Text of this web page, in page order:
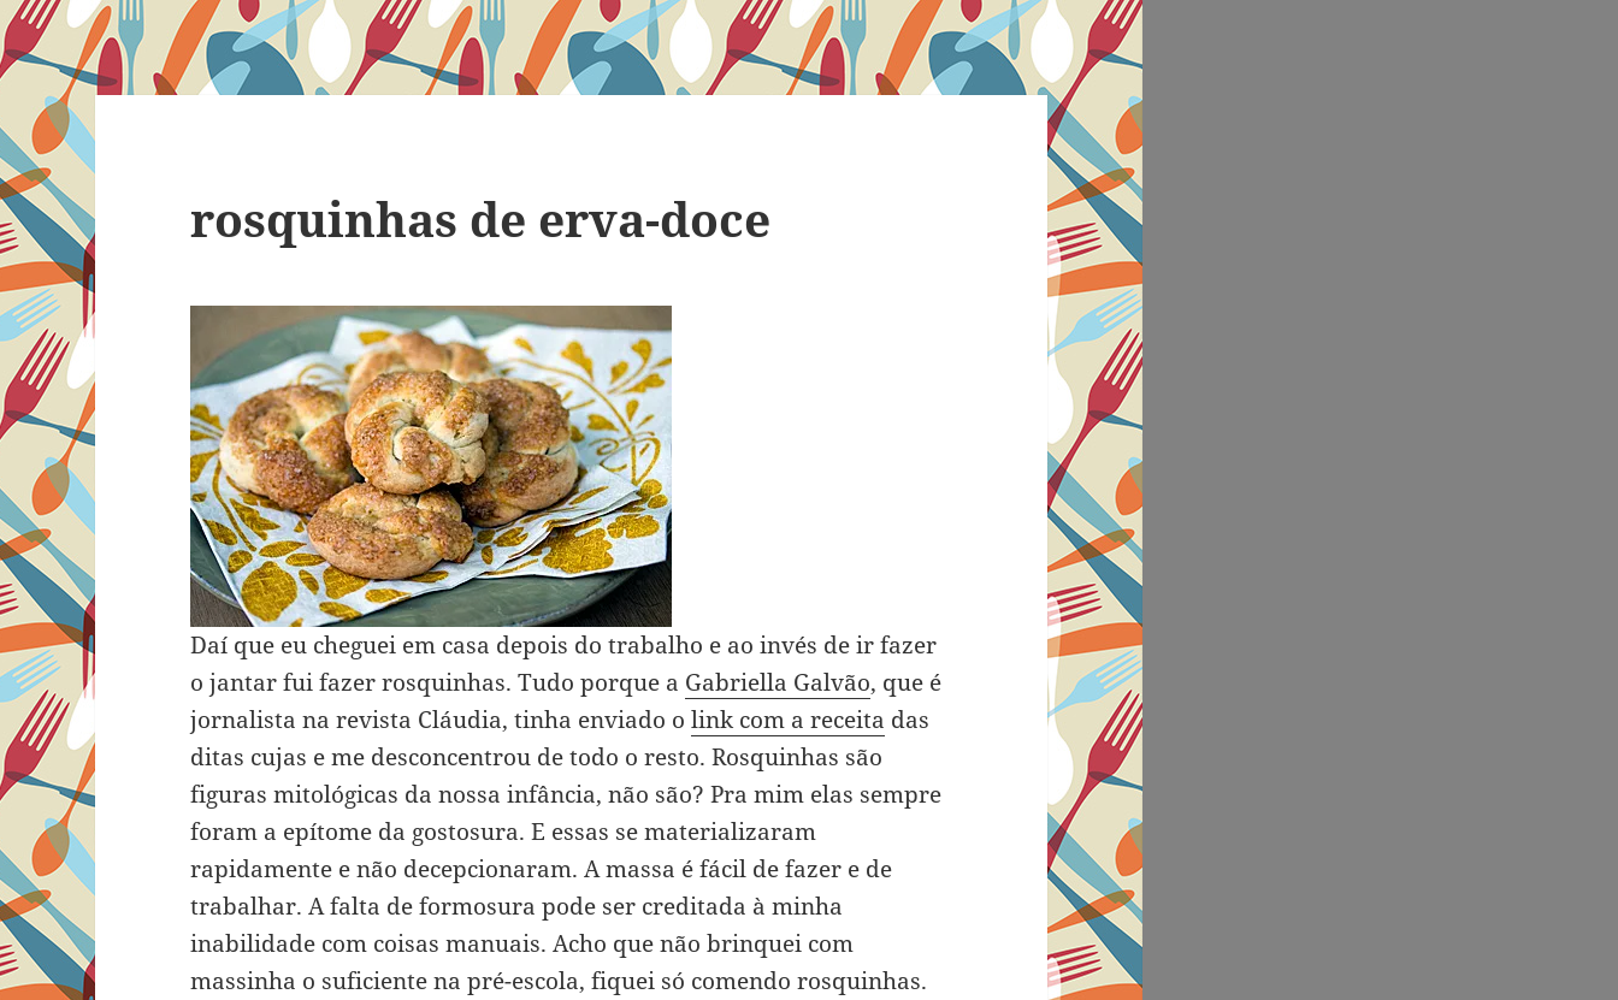
rosquinhas de erva-doce
Daí que eu cheguei em casa depois do trabalho e ao invés de ir fazer
o jantar fui fazer rosquinhas. Tudo porque a Gabriella Galvão, que é
jornalista na revista Cláudia, tinha enviado olink com a receita das
ditas cujas e me desconcentrou de todo o resto. Rosquinhas são
figuras mitológicas da nossa infância, não são? Pra mim elas sempre
foram a epítome da gostosura. E essas se materializaram
rapidamente e não decepcionaram. A massa é fácil de fazer e de
trabalhar. A falta de formosura pode ser creditada à minha
inabilidade com coisas manuais. Acho que não brinquei com
massinha o suficiente na pré-escola, fiquei só comendo rosquinhas.